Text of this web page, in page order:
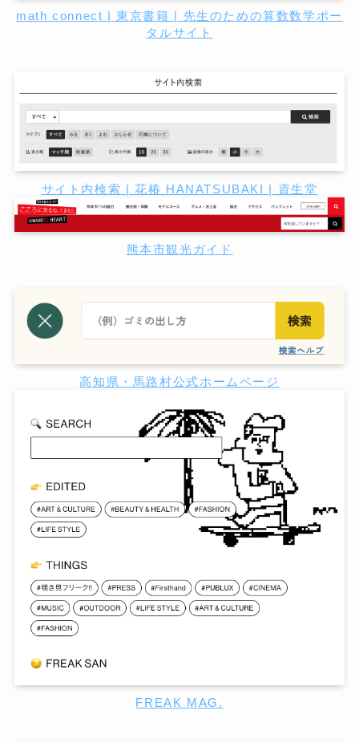
math connect | 東京書籍 | 先生のための算数数学ポー
タルサイト
サイト内検索 | 花椿 HANATSUBAKI | 資生堂
熊本市観光ガイド
高知県・馬路村公式ホームページ
FREAK MAG.